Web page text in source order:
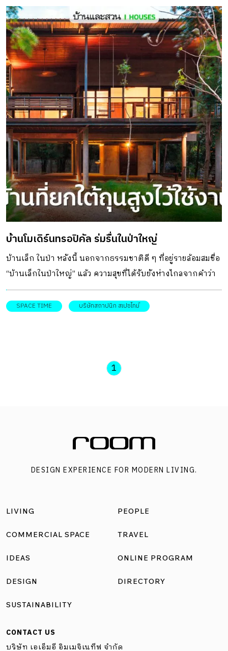
บ้านโมเดิร์นทรอปิคัล ร่มรื่นในป่าใหญ่
บ้านเล็ก ในป่า หลังนี้ นอกจากธรรมชาติดี ๆ ที่อยู่รายล้อมสมชื่อ
“บ้านเล็กในป่าใหญ่” แล้ว ความสุขที่ได้รับยังห่างไกลจากคำว่า
“เล็ก”อีกด้วย
SPACE TIME บริษัทสถาปนิก สเปซไทม์
1
DESIGN EXPERIENCE FOR MODERN LIVING.
LIVING
COMMERCIAL SPACE
IDEAS
DESIGN
SUSTAINABILITY
PEOPLE
TRAVEL
ONLINE PROGRAM
DIRECTORY
CONTACT US
บริษัท เอเอ็มอี อิมเมจิเนทีฟ จำกัด